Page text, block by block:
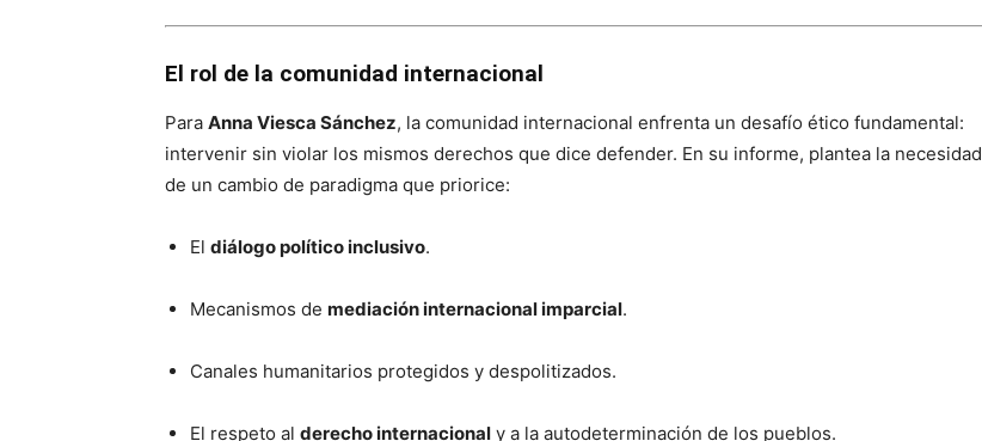
El rol de la comunidad internacional
Para Anna Viesca Sánchez, la comunidad internacional enfrenta un desafío ético fundamental:
intervenir sin violar los mismos derechos que dice defender. En su informe, plantea la necesidad
de un cambio de paradigma que priorice:
El diálogo político inclusivo.
Mecanismos de mediación internacional imparcial.
Canales humanitarios protegidos y despolitizados.
El respeto al derecho internacional y a la autodeterminación de los pueblos.